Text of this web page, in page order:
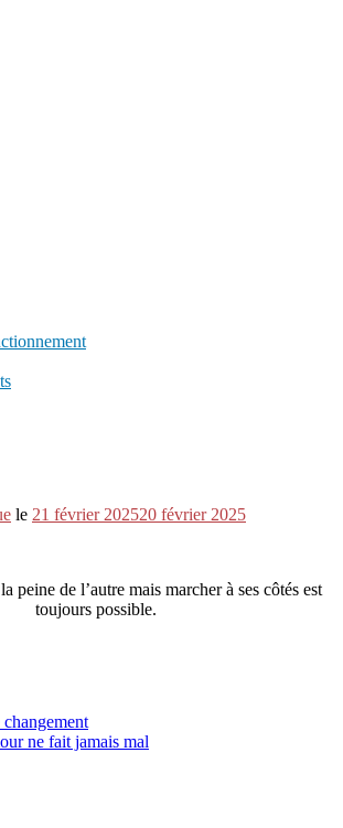
le 21 février 202520 février 2025
peine de l’autre mais marcher à ses côtés est
toujours possible.
ne fait jamais mal